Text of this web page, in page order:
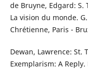
de Bruyne, Edgard: S.
La vision du monde.
Chrétienne, Paris -
Dewan, Lawrence: St.
Exemplarism: A